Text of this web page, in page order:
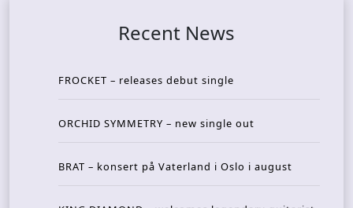
Recent News
FROCKET – releases debut single
ORCHID SYMMETRY – new single out
BRAT – konsert på Vaterland i Oslo i august